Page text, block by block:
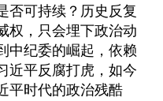
否可持续？历史反复
权，只会埋下政治动
中纪委的崛起，依赖
近平反腐打虎，如今
平时代的政治残酷